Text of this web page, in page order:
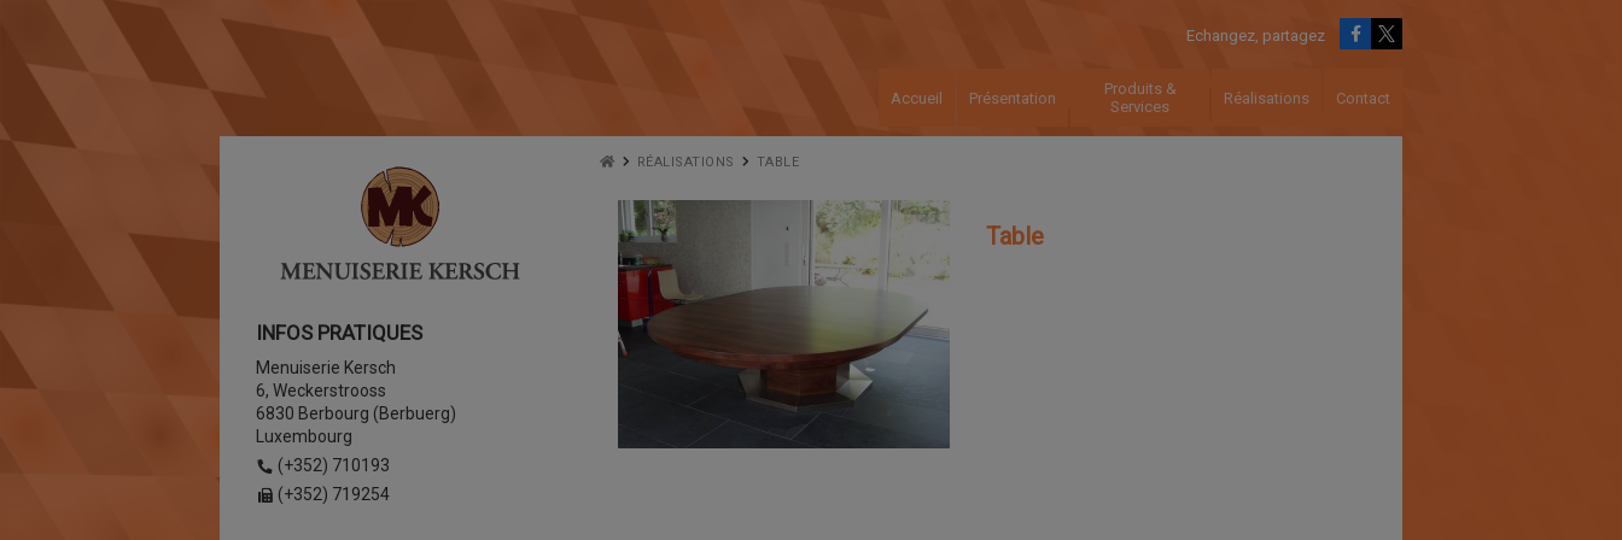
Echangez, partagez
Accueil Présentation
Produits &
Services
Réalisations Contact
INFOS PRATIQUES
Menuiserie Kersch
6, Weckerstrooss
6830 Berbourg (Berbuerg)
Luxembourg
(+352) 710193
(+352) 719254
RÉALISATIONS TABLE
Table